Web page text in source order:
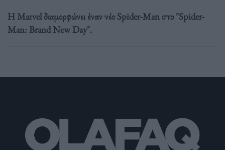
Η Marvel διαμορφώνει έναν νέο Spider-Man στο "Spider-
Man: Brand New Day".